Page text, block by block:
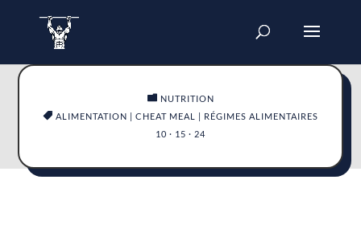
 NUTRITION
 ALIMENTATION | CHEAT MEAL | RÉGIMES ALIMENTAIRES
10 · 15 · 24